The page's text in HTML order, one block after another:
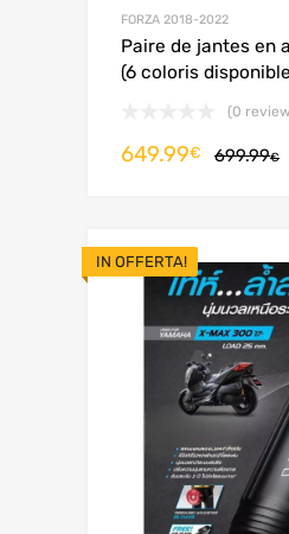
FORZA 2018-2022
Paire de jantes en
(6 coloris
(0
699.99€
649.99€
IN OFFERTA!